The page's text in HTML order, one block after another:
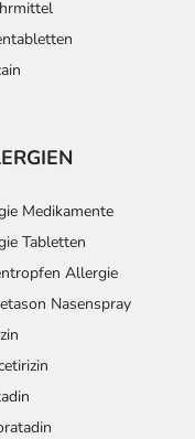
Medikamente
Tabletten
Allergie
Nasenspray